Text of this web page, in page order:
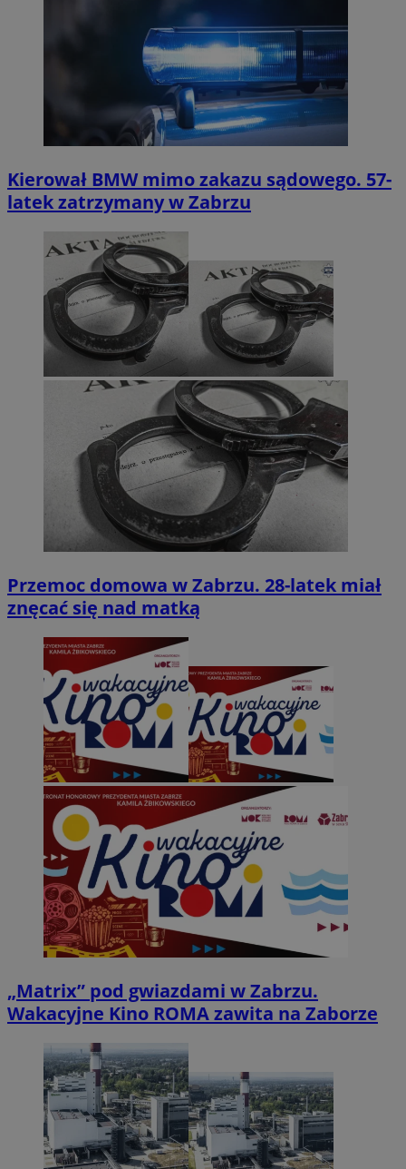
Kierował BMW mimo zakazu sądowego. 57-
latek zatrzymany w Zabrzu
Przemoc domowa w Zabrzu. 28-latek miał
znęcać się nad matką
„Matrix” pod gwiazdami w Zabrzu.
Wakacyjne Kino ROMA zawita na Zaborze